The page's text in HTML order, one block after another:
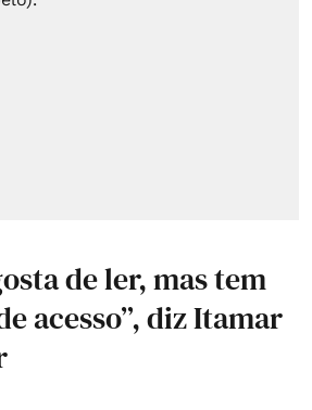
de ler, mas tem
acesso”, diz Itamar